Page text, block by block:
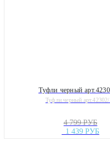
Туфли черный
Туфли черный
4 799 РУБ
1 439 РУБ